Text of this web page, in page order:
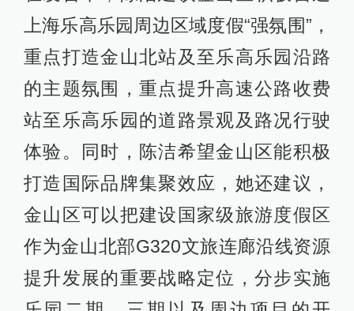
上海乐高乐园周边区域度假“强氛围”，
重点打造金山北站及至乐高乐园沿路
的主题氛围，重点提升高速公路收费
站至乐高乐园的道路景观及路况行驶
体验。同时，陈洁希望金山区能积极
打造国际品牌集聚效应，她还建议，
金山区可以把建设国家级旅游度假区
作为金山北部G320文旅连廊沿线资源
提升发展的重要战略定位，分步实施